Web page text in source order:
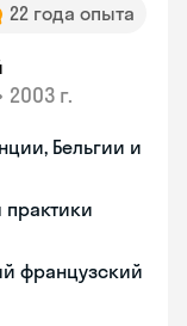
22 года опыта
2003 г.
Бельгии и
практики
французский